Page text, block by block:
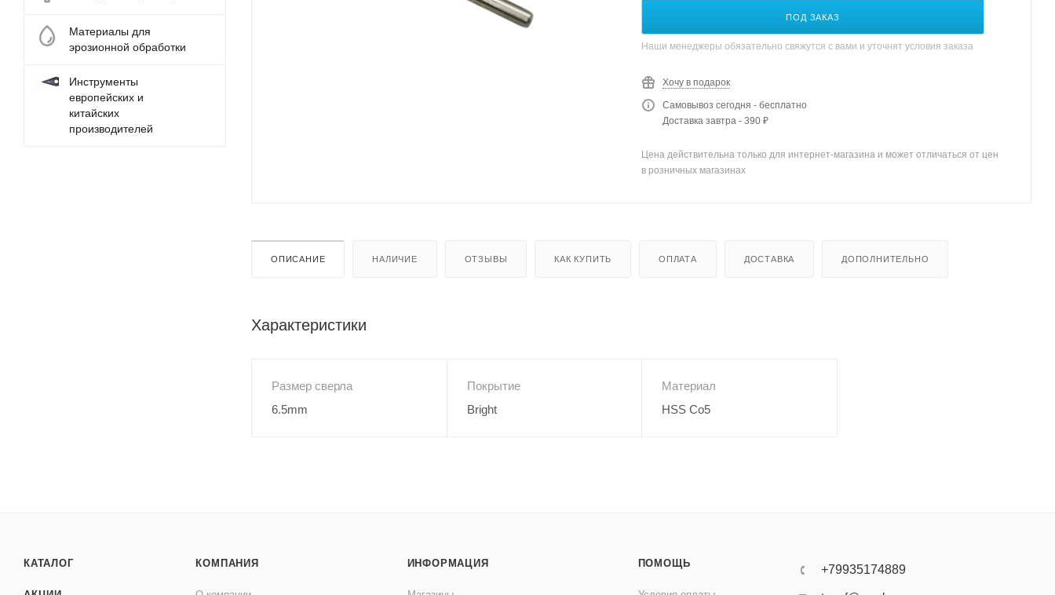
ПОД ЗАКАЗ
Наши менеджеры обязательно свяжутся с вами и уточнят условия заказа
Хочу в подарок
Самовывоз сегодня - бесплатно
Доставка завтра - 390 ₽
Цена действительна только для интернет-магазина и может отличаться от цен
в розничных магазинах
ОПИСАНИЕ НАЛИЧИЕ ОТЗЫВЫ КАК КУПИТЬ ОПЛАТА ДОСТАВКА ДОПОЛНИТЕЛЬНО
Характеристики
Размер сверла
6.5mm
Покрытие
Bright
Материал
HSS Co5
Материалы для
эрозионной обработки
Инструменты
европейских и
китайских
производителей
КАТАЛОГ КОМПАНИЯ ИНФОРМАЦИЯ ПОМОЩЬ +79935174889